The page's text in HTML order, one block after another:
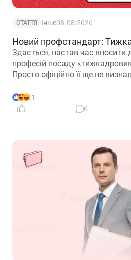
СТАТТЯ Інше08.08.2026
Новий профстандарт:
Здається, настав час вносити
професій посаду
Просто офіційно її ще не
11
6